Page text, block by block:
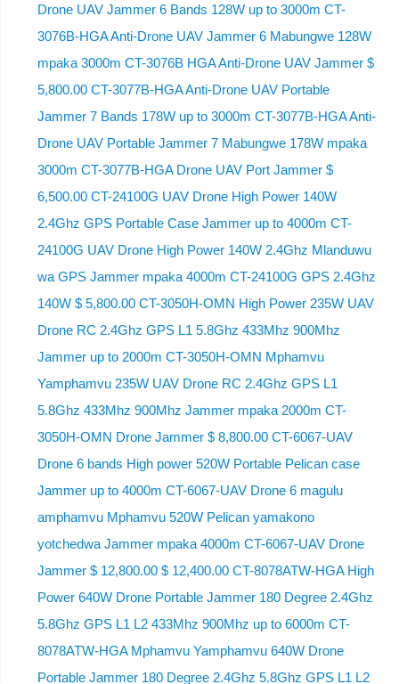
Drone UAV Jammer 6 Bands 128W up to 3000m CT-
3076B-HGA Anti-Drone UAV Jammer 6 Mabungwe 128W
mpaka 3000m CT-3076B HGA Anti-Drone UAV Jammer $
5,800.00 CT-3077B-HGA Anti-Drone UAV Portable
Jammer 7 Bands 178W up to 3000m CT-3077B-HGA Anti-
Drone UAV Portable Jammer 7 Mabungwe 178W mpaka
3000m CT-3077B-HGA Drone UAV Port Jammer $
6,500.00 CT-24100G UAV Drone High Power 140W
2.4Ghz GPS Portable Case Jammer up to 4000m CT-
24100G UAV Drone High Power 140W 2.4Ghz Mlanduwu
wa GPS Jammer mpaka 4000m CT-24100G GPS 2.4Ghz
140W $ 5,800.00 CT-3050H-OMN High Power 235W UAV
Drone RC 2.4Ghz GPS L1 5.8Ghz 433Mhz 900Mhz
Jammer up to 2000m CT-3050H-OMN Mphamvu
Yamphamvu 235W UAV Drone RC 2.4Ghz GPS L1
5.8Ghz 433Mhz 900Mhz Jammer mpaka 2000m CT-
3050H-OMN Drone Jammer $ 8,800.00 CT-6067-UAV
Drone 6 bands High power 520W Portable Pelican case
Jammer up to 4000m CT-6067-UAV Drone 6 magulu
amphamvu Mphamvu 520W Pelican yamakono
yotchedwa Jammer mpaka 4000m CT-6067-UAV Drone
Jammer $ 12,800.00 $ 12,400.00 CT-8078ATW-HGA High
Power 640W Drone Portable Jammer 180 Degree 2.4Ghz
5.8Ghz GPS L1 L2 433Mhz 900Mhz up to 6000m CT-
8078ATW-HGA Mphamvu Yamphamvu 640W Drone
Portable Jammer 180 Degree 2.4Ghz 5.8Ghz GPS L1 L2